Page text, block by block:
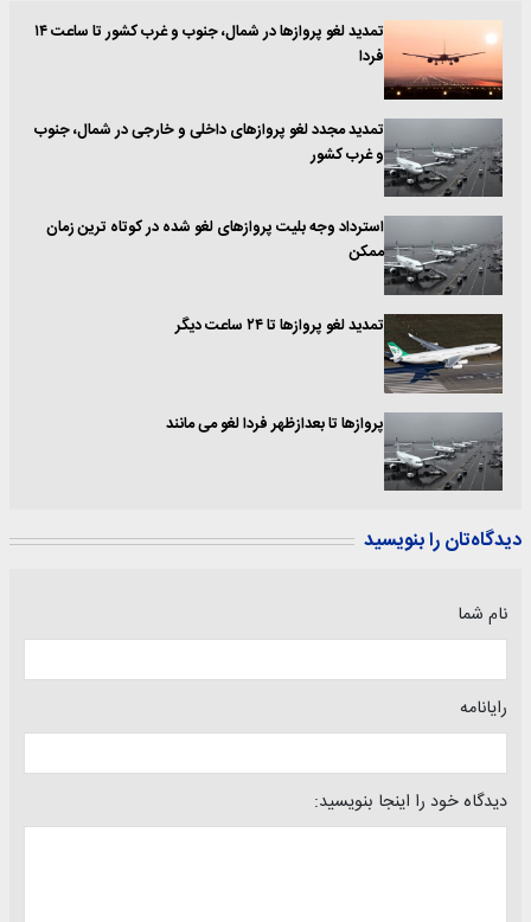
تمدید لغو پروازها در شمال، جنوب و غرب کشور تا ساعت ۱۴
فردا
تمدید مجدد لغو پروازهای داخلی و خارجی در شمال، جنوب
و غرب کشور
استرداد وجه بلیت پروازهای لغو شده در کوتاه ترین زمان
ممکن
تمدید لغو پروازها تا ۲۴ ساعت دیگر
پروازها تا بعدازظهر فردا لغو می مانند
دیدگاه‌تان را بنویسید
نام شما
رایانامه
دیدگاه خود را اینجا بنویسید: